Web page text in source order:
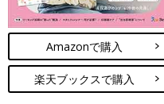
Amazonで購入
楽天ブックスで購入